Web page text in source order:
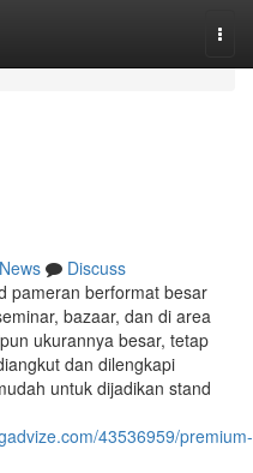
News
Discuss
pameran berformat besar
bazaar, dan di area
ukurannya besar, tetap
dan dilengkapi
untuk dijadikan stand
43536959/premium-